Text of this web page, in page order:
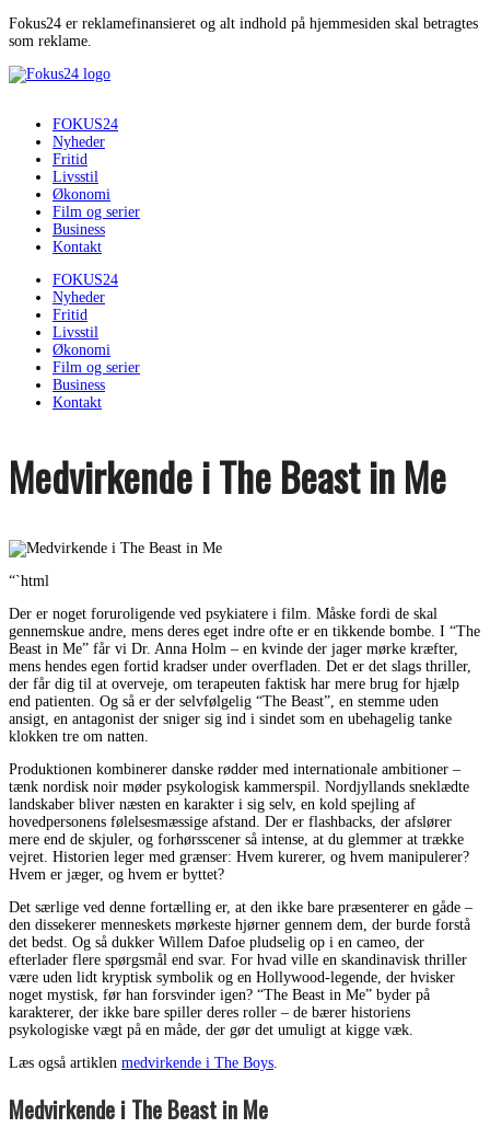
Fokus24 er reklamefinansieret og alt indhold på hjemmesiden skal betragtes
som reklame.
FOKUS24
Nyheder
Fritid
Livsstil
Økonomi
Film og serier
Business
Kontakt
FOKUS24
Nyheder
Fritid
Livsstil
Økonomi
Film og serier
Business
Kontakt
Medvirkende i The Beast in Me
“`html
Der er noget foruroligende ved psykiatere i film. Måske fordi de skal
gennemskue andre, mens deres eget indre ofte er en tikkende bombe. I “The
Beast in Me” får vi Dr. Anna Holm – en kvinde der jager mørke kræfter,
mens hendes egen fortid kradser under overfladen. Det er det slags thriller,
der får dig til at overveje, om terapeuten faktisk har mere brug for hjælp
end patienten. Og så er der selvfølgelig “The Beast”, en stemme uden
ansigt, en antagonist der sniger sig ind i sindet som en ubehagelig tanke
klokken tre om natten.
Produktionen kombinerer danske rødder med internationale ambitioner –
tænk nordisk noir møder psykologisk kammerspil. Nordjyllands sneklædte
landskaber bliver næsten en karakter i sig selv, en kold spejling af
hovedpersonens følelsesmæssige afstand. Der er flashbacks, der afslører
mere end de skjuler, og forhørsscener så intense, at du glemmer at trække
vejret. Historien leger med grænser: Hvem kurerer, og hvem manipulerer?
Hvem er jæger, og hvem er byttet?
Det særlige ved denne fortælling er, at den ikke bare præsenterer en gåde –
den dissekerer menneskets mørkeste hjørner gennem dem, der burde forstå
det bedst. Og så dukker Willem Dafoe pludselig op i en cameo, der
efterlader flere spørgsmål end svar. For hvad ville en skandinavisk thriller
være uden lidt kryptisk symbolik og en Hollywood-legende, der hvisker
noget mystisk, før han forsvinder igen? “The Beast in Me” byder på
karakterer, der ikke bare spiller deres roller – de bærer historiens
psykologiske vægt på en måde, der gør det umuligt at kigge væk.
Læs også artiklen medvirkende i The Boys
Medvirkende i The Beast in Me